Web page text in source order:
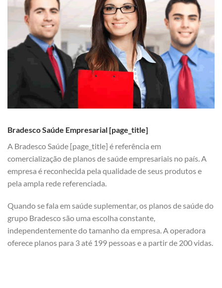
Bradesco Saúde Empresarial [page_title]
A Bradesco Saúde [page_title] é referência em
comercialização de planos de saúde empresariais no país. A
empresa é reconhecida pela qualidade de seus produtos e
pela ampla rede referenciada.
Quando se fala em saúde suplementar, os planos de saúde do
grupo Bradesco são uma escolha constante,
independentemente do tamanho da empresa. A operadora
oferece planos para 3 até 199 pessoas e a partir de 200 vidas.